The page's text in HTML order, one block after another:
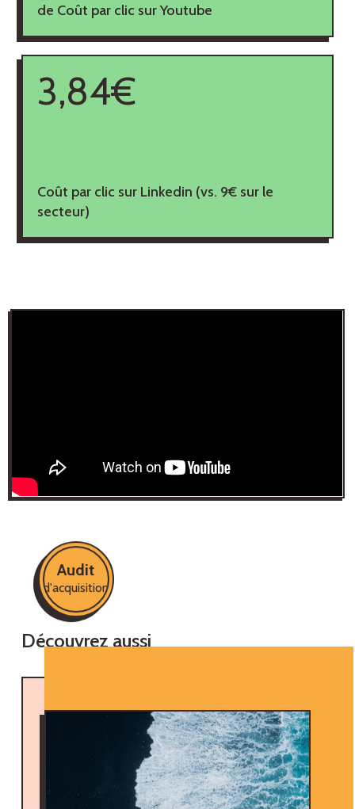
de Coût par clic sur Youtube
3,84€
Coût par clic sur Linkedin (vs. 9€ sur le
secteur)
Découvrez aussi
Audit
d'acquisition